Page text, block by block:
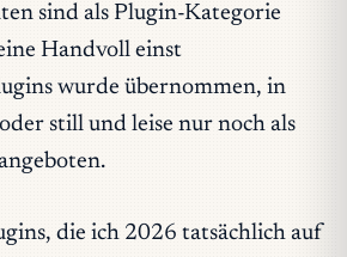
sind als Plugin-Kategorie
Handvoll einst
wurde übernommen, in
still und leise nur noch als
die ich 2026 tatsächlich auf